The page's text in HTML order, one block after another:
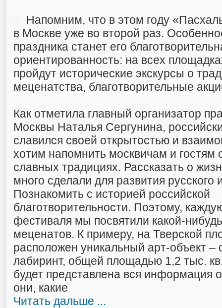
Напомним, что в этом году
в Москве уже во второй раз.
праздника станет его
ориентированность: на всех
пройдут исторические экскурсы о
меценатства, благотворительные
Как отметила главный организатор
Москвы Наталья Сергунина,
славился своей открытостью и
хотим напомнить москвичам и гостям
славных традициях. Рассказать о
много сделали для развития русского
Познакомить с историей российской
благотворительности. Поэтому,
фестиваля мы посвятили какой-
меценатов. К примеру, на Тверской
расположен уникальный арт-объект
лабиринт, общей площадью 1,2 тыс.
будет представлена вся информация
они, какие
Читать дальше ...